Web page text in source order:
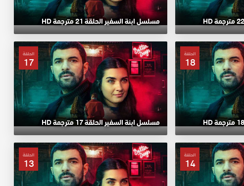
مسلسل ابنة السفير الحلقة 21 مترجمة HD
الحلقة
18
الحلقة
17
مسلسل ابنة السفير الحلقة 17 مترجمة HD
الحلقة
14
الحلقة
13